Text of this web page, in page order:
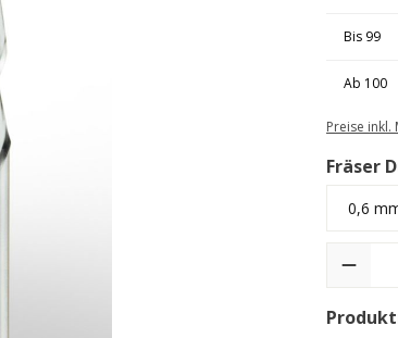
Bis 99
Ab 100
Preise inkl.
Fräser